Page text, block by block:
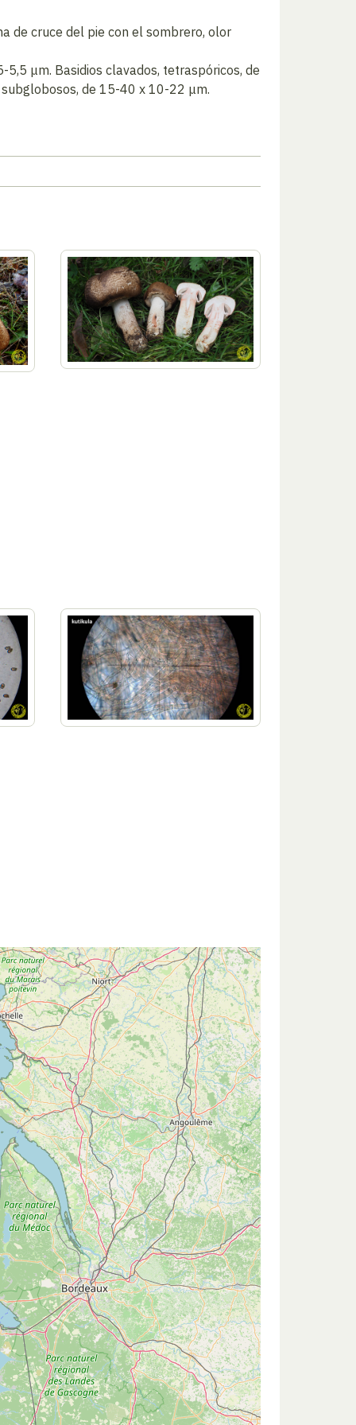
de cruce del pie con el sombrero, olor
μm. Basidios clavados, tetraspóricos, de
de 15-40 x 10-22 μm.